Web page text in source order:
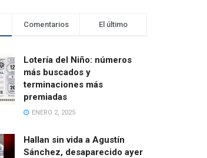
Comentarios El último
Lotería del Niño: números
más buscados y
terminaciones más
premiadas
ENERO 2, 2025
Hallan sin vida a Agustín
Sánchez, desaparecido ayer